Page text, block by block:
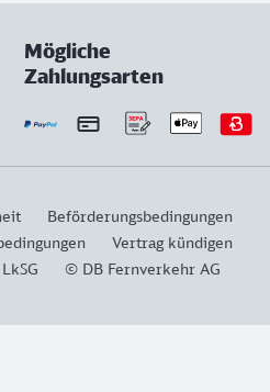
Mögliche
Zahlungsarten
Beförderungsbedingungen
Vertrag kündigen
LkSG © DB Fernverkehr AG